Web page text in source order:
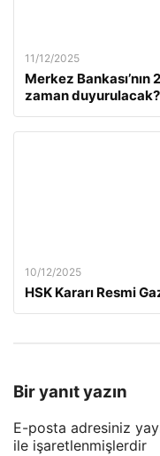
11/12/2025
Merkez Bankası’nın
zaman duyurulacak?
10/12/2025
HSK Kararı Resmi
Bir yanıt yazın
E-posta adresiniz
ile işaretlenmişlerdir